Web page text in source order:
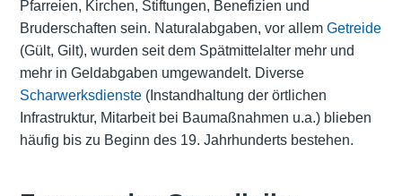
Pfarreien, Kirchen, Stiftungen, Benefizien und
Bruderschaften sein. Naturalabgaben, vor allem Getreide
(Gült, Gilt), wurden seit dem Spätmittelalter mehr und
mehr in Geldabgaben umgewandelt. Diverse
Scharwerksdienste(Instandhaltung der örtlichen
Infrastruktur, Mitarbeit bei Baumaßnahmen u.a.) blieben
häufig bis zu Beginn des 19. Jahrhunderts bestehen.